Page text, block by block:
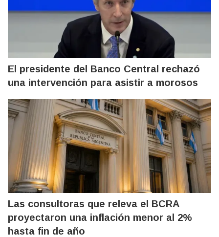
El presidente del Banco Central rechazó
una intervención para asistir a morosos
Las consultoras que releva el BCRA
proyectaron una inflación menor al 2%
hasta fin de año